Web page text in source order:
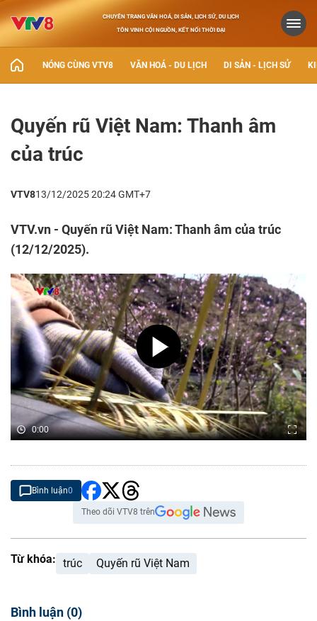
CHUYÊN TRANG VĂN HOÁ, DI SẢN, LỊCH SỬ, DU LỊCH
TÔN VINH CỘI NGUỒN, KẾT NỐI THỜI ĐẠI
NÓNG CÙNG VTV8 VĂN HOÁ - DU LỊCH DI SẢN - LỊCH SỬ
Quyến rũ Việt Nam: Thanh âm
của trúc
VTV813/12/2025 20:24 GMT+7
VTV.vn - Quyến rũ Việt Nam: Thanh âm của trúc
(12/12/2025).
0:00
Bình luận0
Theo dõi VTV8 trên
Từ khóa: trúc Quyến rũ Việt Nam
Bình luận (0)